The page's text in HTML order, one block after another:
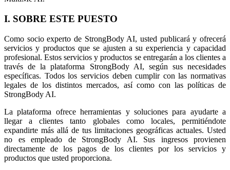
I. SOBRE ESTE PUESTO
Como socio experto de StrongBody AI, usted publicará y ofrecerá
servicios y productos que se ajusten a su experiencia y capacidad
profesional. Estos servicios y productos se entregarán a los clientes a
través de la plataforma StrongBody AI, según sus necesidades
específicas. Todos los servicios deben cumplir con las normativas
legales de los distintos mercados, así como con las políticas de
StrongBody AI.
La plataforma ofrece herramientas y soluciones para ayudarte a
llegar a clientes tanto globales como locales, permitiéndote
expandirte más allá de tus limitaciones geográficas actuales. Usted
no es empleado de StrongBody AI. Sus ingresos provienen
directamente de los pagos de los clientes por los servicios y
productos que usted proporciona.